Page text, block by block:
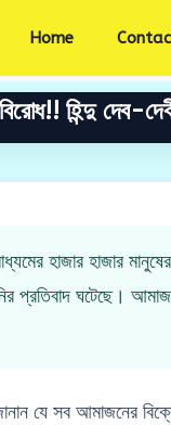
Home
হিন্দু দেব-
হাজার হাজার মানুষের
প্রতিবাদ ঘটেছে।
যে সব আমাজনের